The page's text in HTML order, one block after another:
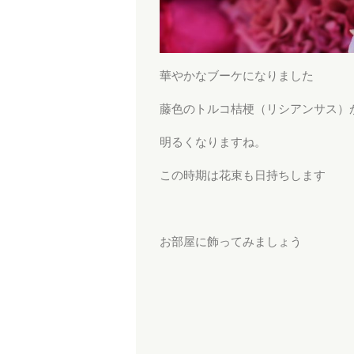
華やかなブーケになりました
藤色のトルコ桔梗（リシアンサス）
明るくなりますね。
この時期は花束も日持ちします
お部屋に飾ってみましょう